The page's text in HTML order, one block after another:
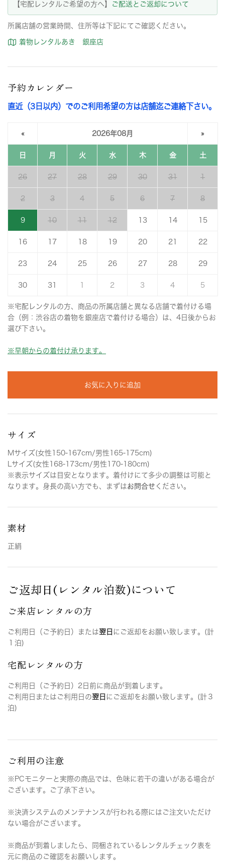
【宅配レンタルご希望の方へ】
ご配送とご返却について
所属店舗の営業時間、住所等は下記にてご確認ください。
着物レンタルあき 銀座店
予約カレンダー
直近（3日以内）でのご利用希望の方は店舗迄ご連絡下さい。
« 2026年08月 »
日 月 火 水 木 金 土
26 27 28 29 30 31 1
2 3 4 5 6 7 8
9 10 11 12 13 14 15
16 17 18 19 20 21 22
23 24 25 26 27 28 29
30 31 2 3 4 5
※宅配レンタルの方、商品の所属店舗と異なる店舗で着付ける場
合（例：渋谷店の着物を銀座店で着付ける場合）は、4日後からお
選び下さい。
※早朝からの着付け承ります。
お気に入りに追加
サイズ
Mサイズ(女性150-167cm/男性165-175cm)
Lサイズ(女性168-173cm/男性170-180cm)
※表示サイズは目安となります。着付けにて多少の調整は可能と
なります。身長の高い方でも、まずはお問合せ ください。
素材
正絹
ご返却日(レンタル泊数)について
ご来店レンタルの方
ご利用日（ご予約日）または翌日 にご返却をお願い致します。(計
１泊)
宅配レンタルの方
ご利用日（ご予約日）2日前に商品が到着します。
ご利用日またはご利用日の翌日 にご返却をお願い致します。(計３
泊)
ご利用の注意
※PCモニターと実際の商品では、色味に若干の違いがある場合が
ございます。ご了承下さい。
※決済システムのメンテナンスが行われる際にはご注文いただけ
ない場合がございます。
※商品が到着しましたら、同梱されているレンタルチェック表を
元に商品のご確認をお願いします。